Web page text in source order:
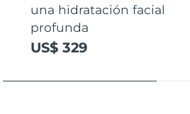
una hidratación facial
profunda
US$ 329